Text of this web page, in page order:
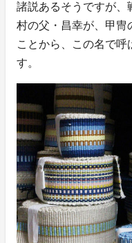
諸説あるそうですが、
村の父・昌幸が、甲冑
ことから、この名で呼
す。